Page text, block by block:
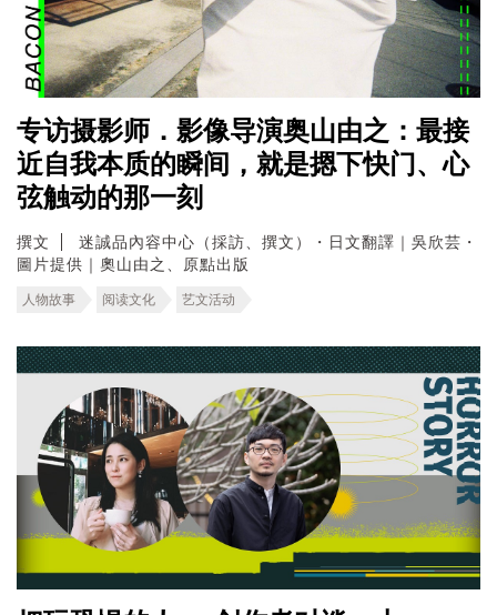
专访摄影师．影像导演奥山由之：最接
近自我本质的瞬间，就是摁下快门、心
弦触动的那一刻
撰文
迷誠品內容中心（採訪、撰文）・日文翻譯｜吳欣芸・
圖片提供｜奧山由之、原點出版
人物故事 阅读文化 艺文活动